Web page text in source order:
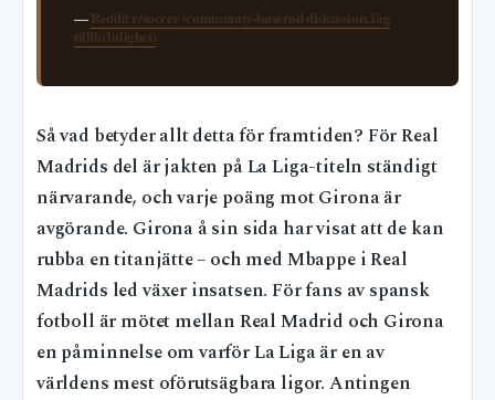
— Reddit r/soccer (community-baserad diskussion, låg
tillförlitlighet)
Så vad betyder allt detta för framtiden? För Real
Madrids del är jakten på La Liga-titeln ständigt
närvarande, och varje poäng mot Girona är
avgörande. Girona å sin sida har visat att de kan
rubba en titanjätte – och med Mbappe i Real
Madrids led växer insatsen. För fans av spansk
fotboll är mötet mellan Real Madrid och Girona
en påminnelse om varför La Liga är en av
världens mest oförutsägbara ligor. Antingen